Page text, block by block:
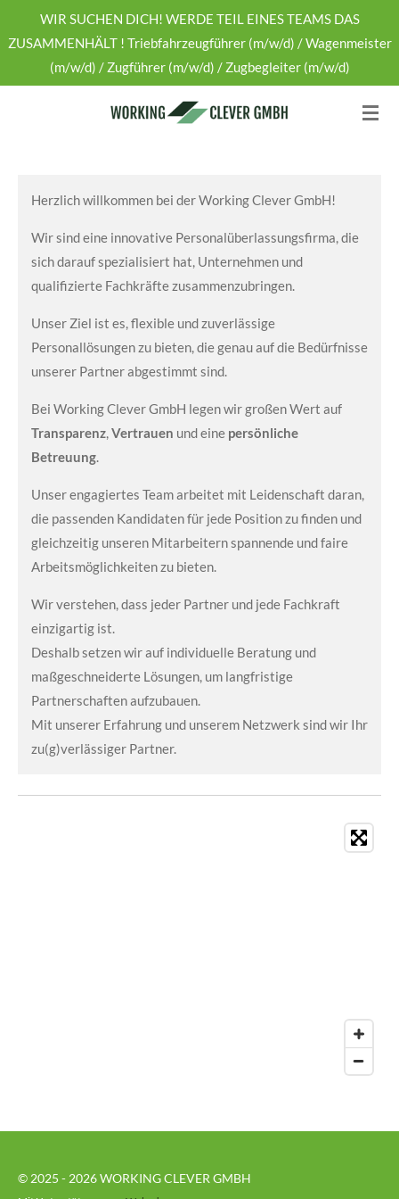
Hauptinhalt
springen
WIR SUCHEN DICH! WERDE TEIL EINES TEAMS DAS
ZUSAMMENHÄLT ! Triebfahrzeugführer (m/w/d) / Wagenmeister
(m/w/d) / Zugführer (m/w/d) / Zugbegleiter (m/w/d)
Herzlich willkommen bei der Working Clever GmbH!
Wir sind eine innovative Personalüberlassungsfirma, die
sich darauf spezialisiert hat, Unternehmen und
qualifizierte Fachkräfte zusammenzubringen.
Unser Ziel ist es, flexible und zuverlässige
Personallösungen zu bieten, die genau auf die Bedürfnisse
unserer Partner abgestimmt sind.
Bei Working Clever GmbH legen wir großen Wert auf
Transparenz,Vertrauen und eine persönliche
Betreuung.
Unser engagiertes Team arbeitet mit Leidenschaft daran,
die passenden Kandidaten für jede Position zu finden und
gleichzeitig unseren Mitarbeitern spannende und faire
Arbeitsmöglichkeiten zu bieten.
Wir verstehen, dass jeder Partner und jede Fachkraft
einzigartig ist.
Deshalb setzen wir auf individuelle Beratung und
maßgeschneiderte Lösungen, um langfristige
Partnerschaften aufzubauen.
Mit unserer Erfahrung und unserem Netzwerk sind wir Ihr
zu(g)verlässiger Partner.
© 2025 - 2026 WORKING CLEVER GMBH